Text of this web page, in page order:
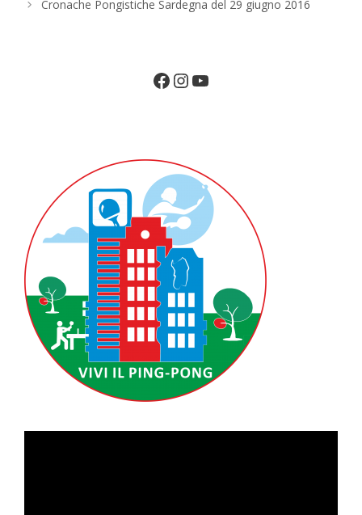
Cronache Pongistiche Sardegna del 29 giugno 2016
Facebook
Instagram
YouTube